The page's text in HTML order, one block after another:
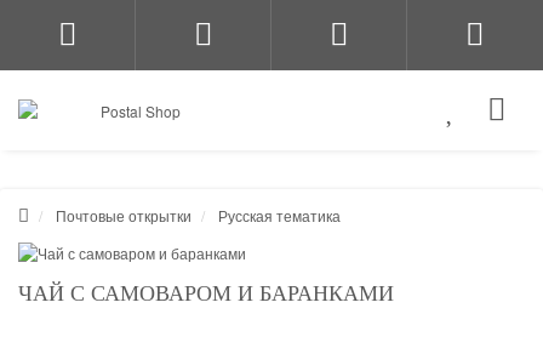
Почтовые открытки Русская тематика
ЧАЙ С САМОВАРОМ И БАРАНКАМИ